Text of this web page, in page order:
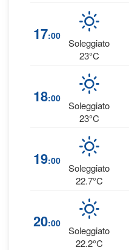
17:00
Soleggiato
23°C
18:00
Soleggiato
23°C
19:00
Soleggiato
22.7°C
20:00
Soleggiato
22.2°C